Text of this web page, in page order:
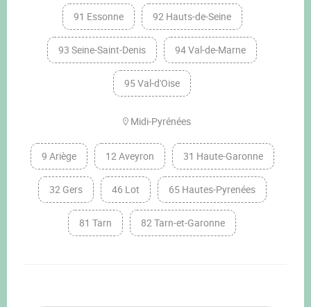
91 Essonne 92 Hauts-de-Seine
93 Seine-Saint-Denis 94 Val-de-Marne
95 Val-d'Oise
Midi-Pyrénées
9 Ariège 12 Aveyron 31 Haute-Garonne
32 Gers 46 Lot 65 Hautes-Pyrenées
81 Tarn 82 Tarn-et-Garonne